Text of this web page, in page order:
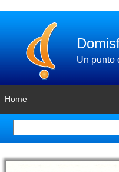
Un punto
Home